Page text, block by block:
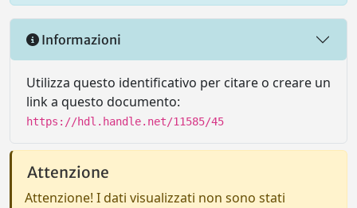
Informazioni
Utilizza questo identificativo per citare o creare un
link a questo documento:
https://hdl.handle.net/11585/45
Attenzione
Attenzione! I dati visualizzati non sono stati